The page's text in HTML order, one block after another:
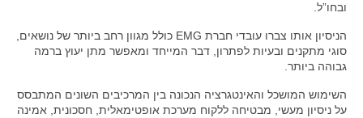
ובחו”ל.
הניסיון אותו צברו עובדי חברת EMG כולל מגוון רחב ביותר של נושאים,
סוגי מתקנים ובעיות לפתרון, דבר המייחד ומאפשר מתן יעוץ ברמה
גבוהה ביותר.
השימוש המושכל והאינטגרציה הנכונה בין המרכיבים השונים המתבסס
על ניסיון מעשי, מבטיחה ללקוח מערכת אופטימאלית, חסכונית, אמינה